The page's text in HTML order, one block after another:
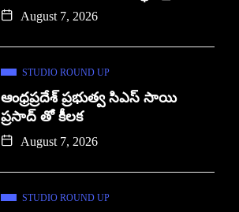
August 7, 2026
STUDIO ROUND UP
ఆంధ్రప్రదేశ్ ప్రభుత్వ సిఎస్ సాయి
ప్రసాద్ తో కీలక
August 7, 2026
STUDIO ROUND UP